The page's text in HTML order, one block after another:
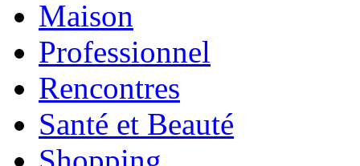
Maison
Professionnel
Rencontres
Santé et Beauté